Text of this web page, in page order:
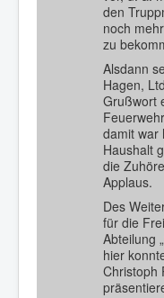
den
noch
zu
Alsdann
Hagen,
Grußwort
damit war
Haushalt
die
Applaus.
Des
für die
Abteilung
hier
Christoph